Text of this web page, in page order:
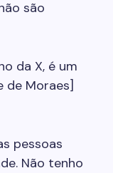
são
da X, é um
de Moraes]
pessoas
Não tenho